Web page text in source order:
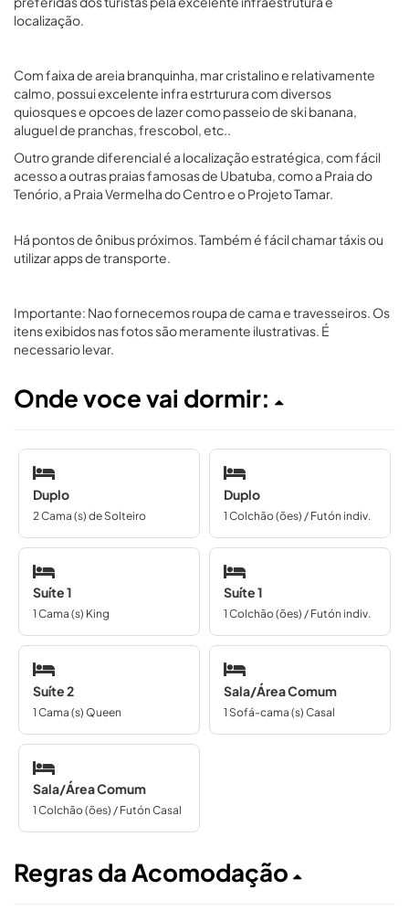
localização.
Com faixa de areia branquinha, mar cristalino e relativamente
calmo, possui excelente infra estrturura com diversos
quiosques e opcoes de lazer como passeio de ski banana,
aluguel de pranchas, frescobol, etc..
Outro grande diferencial é a localização estratégica, com fácil
acesso a outras praias famosas de Ubatuba, como a Praia do
Tenório, a Praia Vermelha do Centro e o Projeto Tamar.
Há pontos de ônibus próximos. Também é fácil chamar táxis ou
utilizar apps de transporte.
Importante: Nao fornecemos roupa de cama e travesseiros. Os
itens exibidos nas fotos são meramente ilustrativas. É
necessario levar.
Onde voce vai dormir:
Duplo
2 Cama (s) de Solteiro
Duplo
1 Colchão (ões) / Futón indiv.
Suíte 1
1 Cama (s) King
Suíte 1
1 Colchão (ões) / Futón indiv.
Suíte 2
1 Cama (s) Queen
Sala/Área Comum
1 Sofá-cama (s) Casal
Sala/Área Comum
1 Colchão (ões) / Futón Casal
Regras da Acomodação